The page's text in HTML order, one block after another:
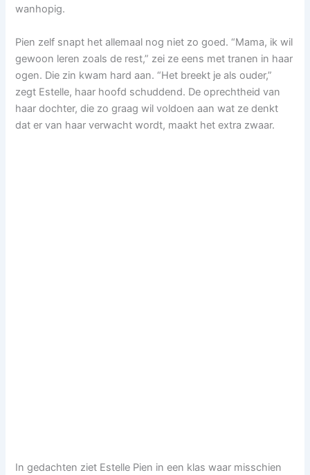
wanhopig.
Pien zelf snapt het allemaal nog niet zo goed. “Mama, ik wil
gewoon leren zoals de rest,” zei ze eens met tranen in haar
ogen. Die zin kwam hard aan. “Het breekt je als ouder,”
zegt Estelle, haar hoofd schuddend. De oprechtheid van
haar dochter, die zo graag wil voldoen aan wat ze denkt
dat er van haar verwacht wordt, maakt het extra zwaar.
In gedachten ziet Estelle Pien in een klas waar misschien